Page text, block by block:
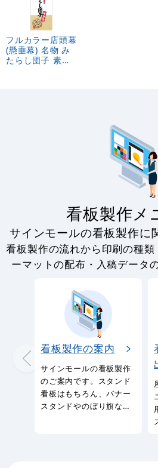
フルカラー店頭幕
(懸垂幕) 名物 み
たらし団子 素材:
看板製作メ
サインモールの看板製作に
看板製作の流れから印刷の種
ーマットの配布・入稿データ
看板製作の案内
サインモールの看板製作
のご案内です。スタンド
看板はもちろん、バナー
スタンドやのぼり旗など